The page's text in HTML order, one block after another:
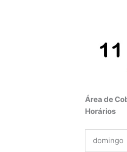
Área de
Horários
domingo